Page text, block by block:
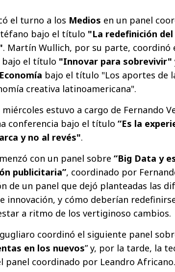
el turno a los Medios en un panel
bajo el título "La redefinición
. Martín Wullich, por su parte, coordinó
bajo el título "Innovar para sobrevivir"
Economía bajo el título "Los aportes de
creativa latinoamericana".
miércoles estuvo a cargo de Fernando
conferencia bajo el título “Es la
y no al revés".
con un panel sobre “Big Data y
publicitaria”, coordinado por
de un panel que dejó planteadas las
innovación, y cómo deberían
a ritmo de los vertiginoso cambios.
coordinó el siguiente panel
en los nuevos” y, por la tarde, la
panel coordinado por Leandro Africano.